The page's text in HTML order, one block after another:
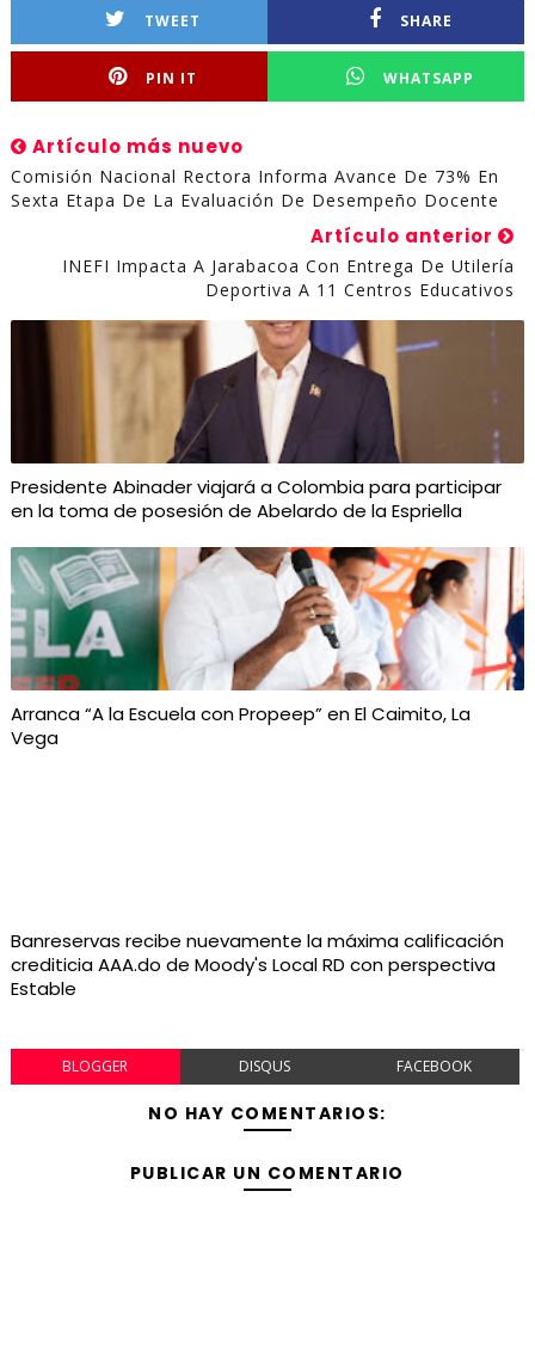
TWEET SHARE
PIN IT WHATSAPP
Artículo más nuevo
Comisión Nacional Rectora Informa Avance De 73% En
Sexta Etapa De La Evaluación De Desempeño Docente
Artículo anterior
INEFI Impacta A Jarabacoa Con Entrega De Utilería
Deportiva A 11 Centros Educativos
Presidente Abinader viajará a Colombia para participar
en la toma de posesión de Abelardo de la Espriella
Arranca “A la Escuela con Propeep” en El Caimito, La
Vega
Banreservas recibe nuevamente la máxima calificación
crediticia AAA.do de Moody's Local RD con perspectiva
Estable
BLOGGER DISQUS FACEBOOK
NO HAY COMENTARIOS:
PUBLICAR UN COMENTARIO